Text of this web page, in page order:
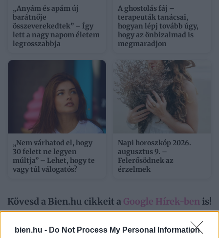
bien.hu - Do Not Process My Personal Information
„Anyám és apám új
barátnője
összeverekedtek” – Így
lett a nagy napom életem
legrosszabbja
A ghostolás fáj –
terapeuták tanácsai,
hogyan lépj tovább úgy,
hogy az önbizalmad is
megmaradjon
„Nem várhatod el, hogy
30 felett ne legyen
múltja” – Lehet, hogy te
vagy túl válogatós?
Napi horoszkóp 2026.
augusztus 9. –
Felerősödnek az
érzelmek
Kövesd a Bien.hu cikkeit a Google Hírek-ben is!